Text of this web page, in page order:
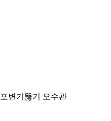
변기뚫기 오수관